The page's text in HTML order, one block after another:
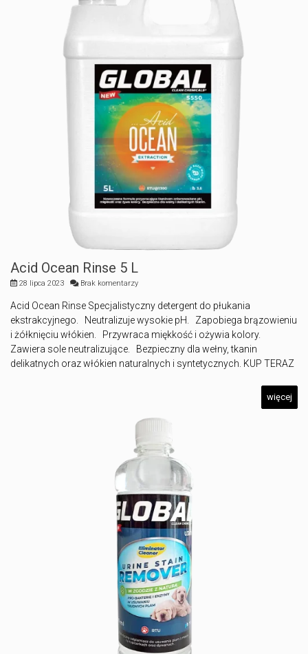
Acid Ocean Rinse 5 L
28 lipca 2023 Brak komentarzy
Acid Ocean Rinse Specjalistyczny detergent do płukania
ekstrakcyjnego. Neutralizuje wysokie pH. Zapobiega brązowieniu
i żółknięciu włókien. Przywraca miękkość i ożywia kolory.
Zawiera sole neutralizujące. Bezpieczny dla wełny, tkanin
delikatnych oraz włókien naturalnych i syntetycznych. KUP TERAZ
więcej